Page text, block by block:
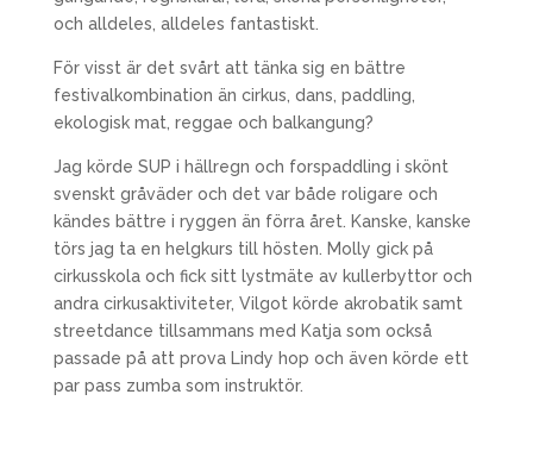
och alldeles, alldeles fantastiskt.
För visst är det svårt att tänka sig en bättre
festivalkombination än cirkus, dans, paddling,
ekologisk mat, reggae och balkangung?
Jag körde SUP i hällregn och forspaddling i skönt
svenskt gråväder och det var både roligare och
kändes bättre i ryggen än förra året. Kanske, kanske
törs jag ta en helgkurs till hösten. Molly gick på
cirkusskola och fick sitt lystmäte av kullerbyttor och
andra cirkusaktiviteter, Vilgot körde akrobatik samt
streetdance tillsammans med Katja som också
passade på att prova Lindy hop och även körde ett
par pass zumba som instruktör.